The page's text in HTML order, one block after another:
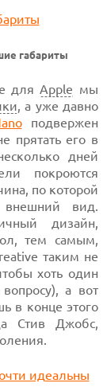
габариты
дляApple мы
, а уже давно
подвержен
прятать его в
дней
покроются
по которой
внешний вид.
дизайн,
тем самым,
таким не
хоть один
а вот
в конце этого
Стив Джобс,